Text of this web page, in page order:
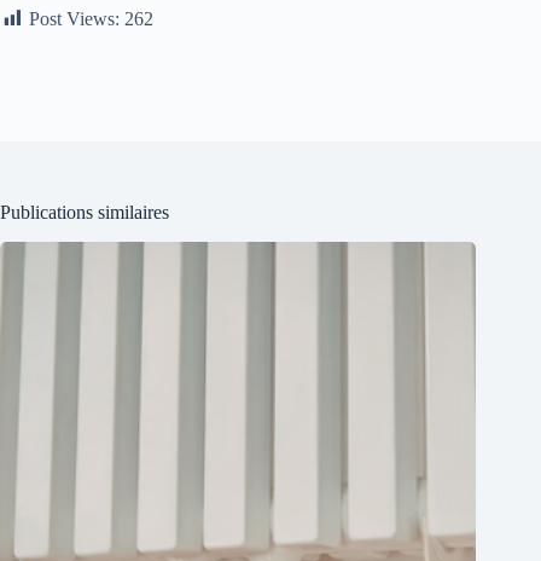
Post Views: 262
Publications similaires